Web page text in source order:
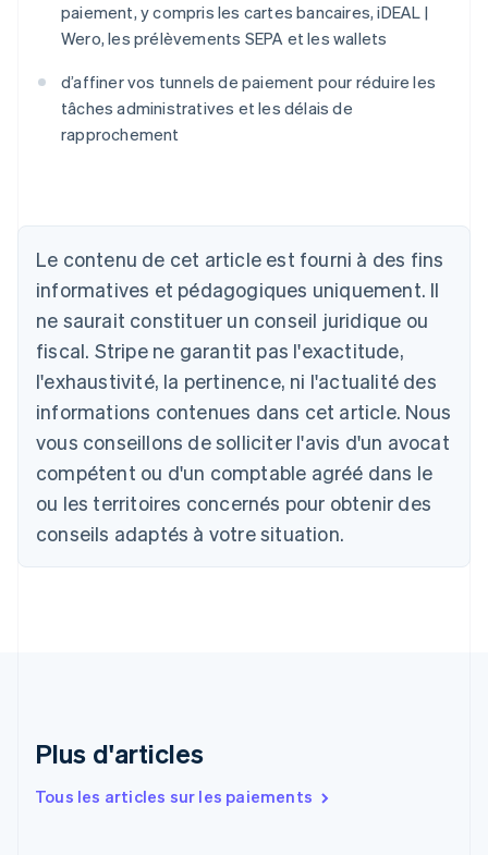
paiement, y compris les cartes bancaires, iDEAL |
Wero, les prélèvements SEPA et les wallets
d’affiner vos tunnels de paiement pour réduire les
tâches administratives et les délais de
rapprochement
Le contenu de cet article est fourni à des fins
informatives et pédagogiques uniquement. Il
ne saurait constituer un conseil juridique ou
fiscal. Stripe ne garantit pas l'exactitude,
l'exhaustivité, la pertinence, ni l'actualité des
informations contenues dans cet article. Nous
vous conseillons de solliciter l'avis d'un avocat
compétent ou d'un comptable agréé dans le
ou les territoires concernés pour obtenir des
conseils adaptés à votre situation.
Plus d'articles
Tous les articles sur les paiements
Australie
Autriche
DeutschEnglish
Belgique
Nederlands FrançaisDeutsch English
Brésil
PortuguêsEnglish
English
Canada
English Français
Chine continentale
简体中文English
Chypre
Croatie
Estonie
États-Unis